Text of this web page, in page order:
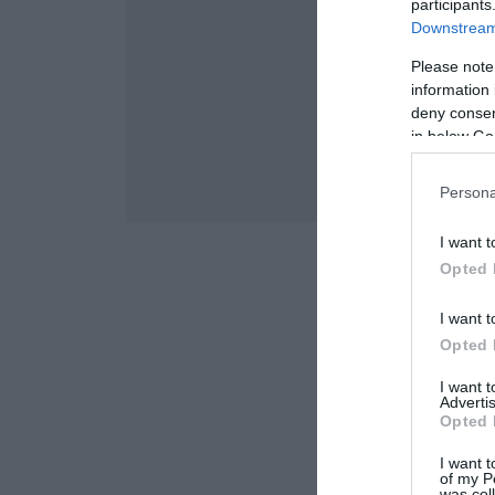
Please
information
deny
in below
I want
Opted
I want
Opted
I want
Opted
I want
of my